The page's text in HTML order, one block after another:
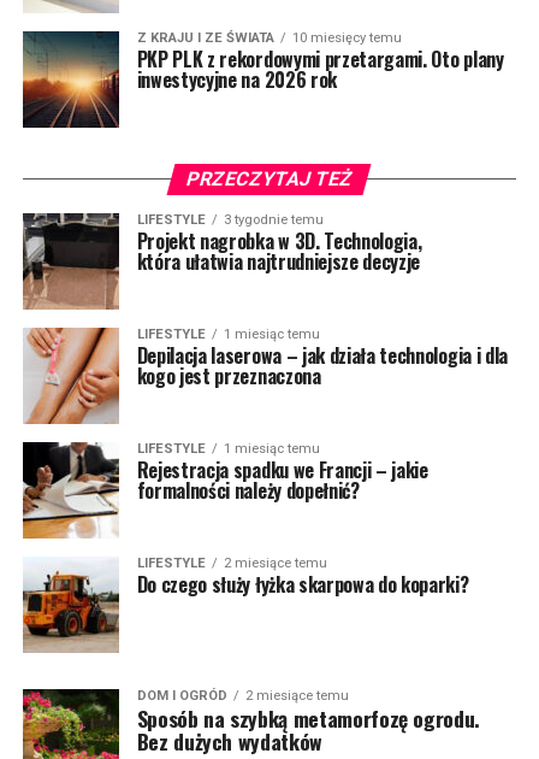
Z KRAJU I ZE ŚWIATA 10 miesięcy temu
PKP PLK z rekordowymi przetargami. Oto plany
inwestycyjne na 2026 rok
PRZECZYTAJ TEŻ
LIFESTYLE 3 tygodnie temu
Projekt nagrobka w 3D. Technologia,
która ułatwia najtrudniejsze decyzje
LIFESTYLE 1 miesiąc temu
Depilacja laserowa – jak działa technologia i dla
kogo jest przeznaczona
LIFESTYLE 1 miesiąc temu
Rejestracja spadku we Francji – jakie
formalności należy dopełnić?
LIFESTYLE 2 miesiące temu
Do czego służy łyżka skarpowa do koparki?
DOM I OGRÓD 2 miesiące temu
Sposób na szybką metamorfozę ogrodu.
Bez dużych wydatków